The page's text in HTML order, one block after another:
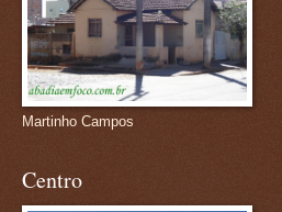
Martinho Campos
Centro